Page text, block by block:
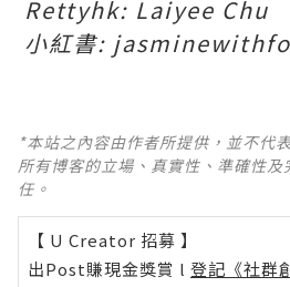
Rettyhk: Laiyee Chu
小紅書:
*本站之內容由作者所提供，並不代
所有博客的立場、真實性、準確性
任。
【 U Creator 招募 】
出Post賺現金獎賞 l 登記《社群